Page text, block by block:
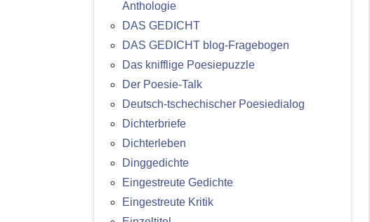
Anthologie
DAS GEDICHT
DAS GEDICHT blog-Fragebogen
Das knifflige Poesiepuzzle
Der Poesie-Talk
Deutsch-tschechischer Poesiedialog
Dichterbriefe
Dichterleben
Dinggedichte
Eingestreute Gedichte
Eingestreute Kritik